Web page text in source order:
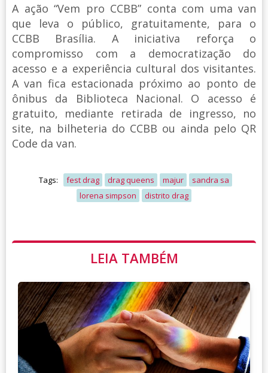
A ação “Vem pro CCBB” conta com uma van
que leva o público, gratuitamente, para o
CCBB Brasília. A iniciativa reforça o
compromisso com a democratização do
acesso e a experiência cultural dos visitantes.
A van fica estacionada próximo ao ponto de
ônibus da Biblioteca Nacional. O acesso é
gratuito, mediante retirada de ingresso, no
site, na bilheteria do CCBB ou ainda pelo QR
Code da van.
Tags: fest drag drag queens majur
sandra sa
lorena simpson
distrito drag
LEIA TAMBÉM